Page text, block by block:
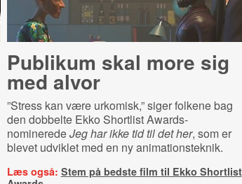
Publikum skal more sig
med alvor
”Stress kan være urkomisk,” siger folkene bag
den dobbelte Ekko Shortlist Awards-
nomineredeJeg har ikke tid til det her, som er
blevet udviklet med en ny animationsteknik.
Læs også: Stem på bedste film til Ekko Shortlist